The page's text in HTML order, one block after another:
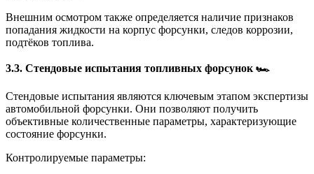
Внешним осмотром также определяется наличие признаков
попадания жидкости на корпус форсунки, следов коррозии,
подтёков топлива.
3.3. Стендовые испытания топливных форсунок 🏎️
Стендовые испытания являются ключевым этапом экспертизы
автомобильной форсунки. Они позволяют получить
объективные количественные параметры, характеризующие
состояние форсунки.
Контролируемые параметры: